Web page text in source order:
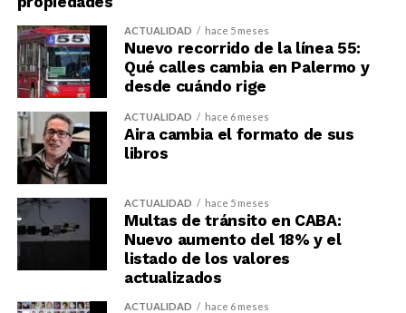
ACTUALIDAD hace 5 meses
Nuevo recorrido de la línea 55:
Qué calles cambia en Palermo y
desde cuándo rige
ACTUALIDAD hace 6 meses
Aira cambia el formato de sus
libros
ACTUALIDAD hace 5 meses
Multas de tránsito en CABA:
Nuevo aumento del 18% y el
listado de los valores
actualizados
ACTUALIDAD hace 6 meses